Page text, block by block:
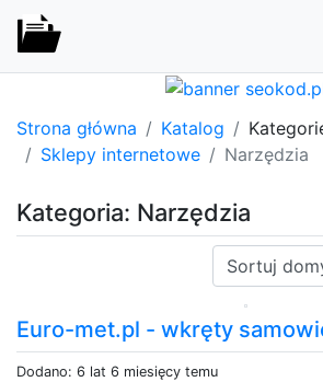
Strona główna Katalog
Sklepy internetowe
Narzędzia
Kategoria: Narzędzia
Sortuj:
Euro-met.pl - wkręty
Dodano: 6 lat 6 miesięcy temu